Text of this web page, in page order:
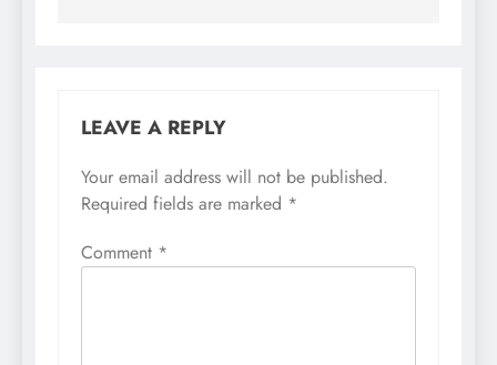
LEAVE A REPLY
Your email address will not be published.
Required fields are marked *
Comment *